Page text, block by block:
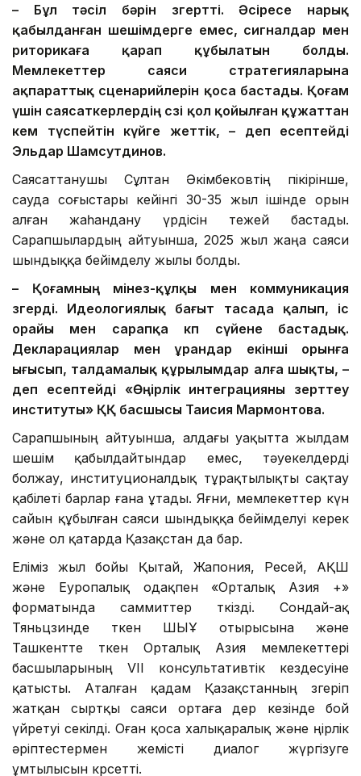
– Бұл тәсіл бәрін өзгертті. Әсіресе нарық
қабылданған шешімдерге емес, сигналдар мен
риторикаға қарап құбылатын болды.
Мемлекеттер саяси стратегияларына
ақпараттық сценарийлерін қоса бастады. Қоғам
үшін саясаткерлердің сөзі қол қойылған құжаттан
кем түспейтін күйге жеттік, – деп есептейді
Эльдар Шамсутдинов.
Саясаттанушы Сұлтан Әкімбековтің пікірінше,
сауда соғыстары кейінгі 30-35 жыл ішінде орын
алған жаһандану үрдісін тежей бастады.
Сарапшылардың айтуынша, 2025 жыл жаңа саяси
шындыққа бейімделу жылы болды.
– Қоғамның мінез-құлқы мен коммуникация
өзгерді. Идеологиялық бағыт тасада қалып, іс
орайы мен сарапқа көп сүйене бастадық.
Декларациялар мен ұрандар екінші орынға
ығысып, талдамалық құрылымдар алға шықты, –
деп есептейді «Өңірлік интеграцияны зерттеу
институты» ҚҚ басшысы Таисия Мармонтова.
Сарапшының айтуынша, алдағы уақытта жылдам
шешім қабылдайтындар емес, тәуекелдерді
болжау, институционалдық тұрақтылықты сақтау
қабілеті барлар ғана ұтады. Яғни, мемлекеттер күн
сайын құбылған саяси шындыққа бейімделуі керек
және ол қатарда Қазақстан да бар.
Еліміз жыл бойы Қытай, Жапония, Ресей, АҚШ
және Еуропалық одақпен «Орталық Азия +»
форматында саммиттер өткізді. Сондай-ақ
Тяньцзинде өткен ШЫҰ отырысына және
Ташкентте өткен Орталық Азия мемлекеттері
басшыларының VII консультативтік кездесуіне
қатысты. Аталған қадам Қазақстанның өзгеріп
жатқан сыртқы саяси ортаға дер кезінде бой
үйретуі секілді. Оған қоса халықаралық және өңірлік
әріптестермен жемісті диалог жүргізуге
ұмтылысын көрсетті.